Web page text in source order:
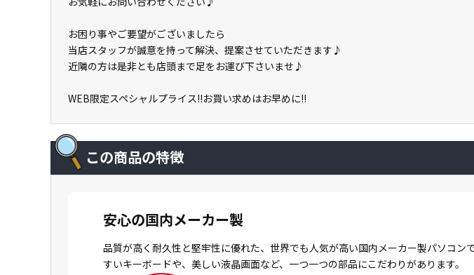
お困り事やご要望がございましたら
当店スタッフが誠意を持って解決、提案させていただきます♪
近隣の方は是非とも店頭まで足をお運び下さいませ♪
WEB限定スペシャルプライス!!お買い求めはお早めに!!
この商品の特徴
安心の国内メーカー製
品質が高く耐久性と堅牢性に優れた、世界でも人気が高い国内メーカー製パソコ
すいキーボードや、美しい液晶画面など、一つ一つの部品にこだわりがあります。